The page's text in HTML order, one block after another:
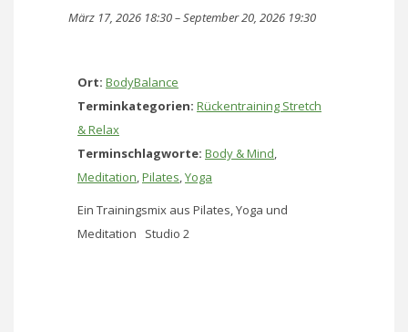
März 17, 2026 18:30–September 20, 2026 19:30
Ort: BodyBalance
Terminkategorien: Rückentraining Stretch
& Relax
Terminschlagworte: Body & Mind,
Meditation,Pilates,Yoga
Ein Trainingsmix aus Pilates, Yoga und
Meditation Studio 2